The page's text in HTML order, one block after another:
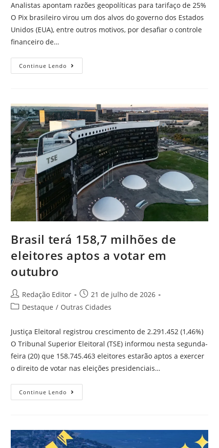
Analistas apontam razões geopolíticas para tarifaço de 25%
O Pix brasileiro virou um dos alvos do governo dos Estados
Unidos (EUA), entre outros motivos, por desafiar o controle
financeiro de…
Continue Lendo
Brasil terá 158,7 milhões de
eleitores aptos a votar em
outubro
Redação Editor
21 de julho de 2026
Destaque / Outras Cidades
Justiça Eleitoral registrou crescimento de 2.291.452 (1,46%)
O Tribunal Superior Eleitoral (TSE) informou nesta segunda-
feira (20) que 158.745.463 eleitores estarão aptos a exercer
o direito de votar nas eleições presidenciais…
Continue Lendo